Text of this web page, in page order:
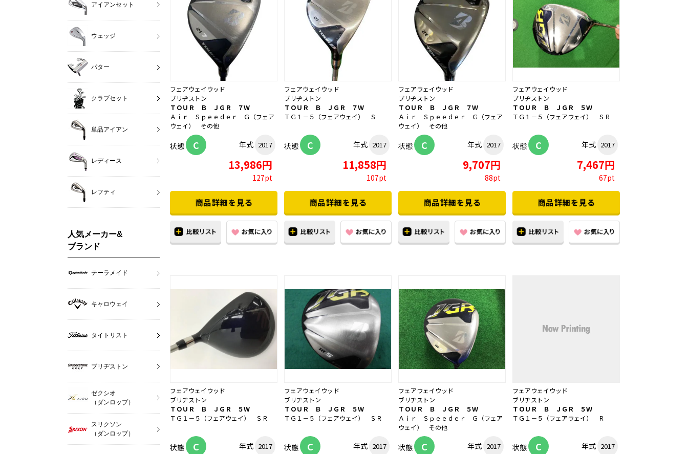
フェアウェイウッド
ブリヂストン
ＴＯＵＲ Ｂ ＪＧＲ ７Ｗ
Ａｉｒ Ｓｐｅｅｄｅｒ Ｇ（フェア
ウェイ） その他
状態 C 年式 2017
13,986円
127pt
フェアウェイウッド
ブリヂストン
ＴＯＵＲ Ｂ ＪＧＲ ７Ｗ
ＴＧ１－５（フェアウェイ） Ｓ
状態 C 年式 2017
11,858円
107pt
フェアウェイウッド
ブリヂストン
ＴＯＵＲ Ｂ ＪＧＲ ７Ｗ
Ａｉｒ Ｓｐｅｅｄｅｒ Ｇ（フェア
ウェイ） その他
状態 C 年式 2017
9,707円
88pt
フェアウェイウッド
ブリヂストン
ＴＯＵＲ Ｂ ＪＧＲ ５Ｗ
ＴＧ１－５（フェアウェイ） ＳＲ
状態 C 年式 2017
7,467円
67pt
フェアウェイウッド
ブリヂストン
ＴＯＵＲ Ｂ ＪＧＲ ５Ｗ
ＴＧ１－５（フェアウェイ） ＳＲ
状態 C 年式 2017
フェアウェイウッド
ブリヂストン
ＴＯＵＲ Ｂ ＪＧＲ ５Ｗ
ＴＧ１－５（フェアウェイ） ＳＲ
状態 C 年式 2017
フェアウェイウッド
ブリヂストン
ＴＯＵＲ Ｂ ＪＧＲ ５Ｗ
Ａｉｒ Ｓｐｅｅｄｅｒ Ｇ（フェア
ウェイ） その他
状態 C 年式 2017
フェアウェイウッド
ブリヂストン
ＴＯＵＲ Ｂ ＪＧＲ ５Ｗ
ＴＧ１－５（フェアウェイ） Ｒ
状態 C 年式 2017
アイアンセット
ウェッジ
パター
クラブセット
単品アイアン
レディース
レフティ
人気メーカー&
ブランド
テーラメイド
キャロウェイ
タイトリスト
ブリヂストン
ゼクシオ
（ダンロップ）
スリクソン
（ダンロップ）